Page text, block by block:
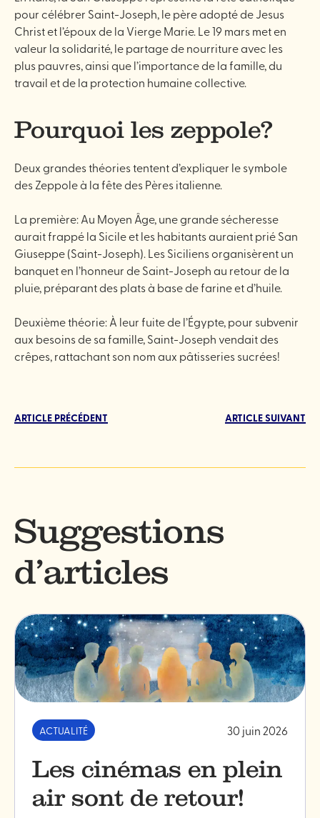
pour célébrer Saint-Joseph, le père adopté de Jesus
Christ et l’époux de la Vierge Marie. Le 19 mars met en
valeur la solidarité, le partage de nourriture avec les
plus pauvres, ainsi que l’importance de la famille, du
travail et de la protection humaine collective.
Pourquoi les zeppole?
Deux grandes théories tentent d’expliquer le symbole
des Zeppole à la fête des Pères italienne.
La première: Au Moyen Âge, une grande sécheresse
aurait frappé la Sicile et les habitants auraient prié San
Giuseppe (Saint-Joseph). Les Siciliens organisèrent un
banquet en l’honneur de Saint-Joseph au retour de la
pluie, préparant des plats à base de farine et d’huile.
Deuxième théorie: À leur fuite de l’Égypte, pour subvenir
aux besoins de sa famille, Saint-Joseph vendait des
crêpes, rattachant son nom aux pâtisseries sucrées!
ARTICLE PRÉCÉDENT ARTICLE SUIVANT
Suggestions
d’articles
ACTUALITÉ 30 juin 2026
Les cinémas en plein
air sont de retour!